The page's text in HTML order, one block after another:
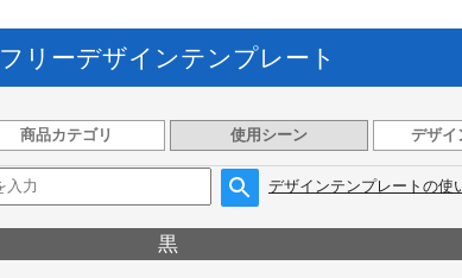
フリーデザインテンプレート
商品カテゴリ 使用シーン デザイ
デザインテンプレートの使
黒